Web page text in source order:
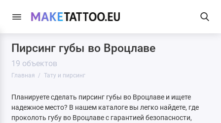
Пирсинг губы во Вроцлаве
19 объектов
Главная Тату и пирсинг
Планируете сделать пирсинг губы во Вроцлаве и ищете
надежное место? В нашем каталоге вы легко найдете, где
проколоть губу во Вроцлаве с гарантией безопасности,